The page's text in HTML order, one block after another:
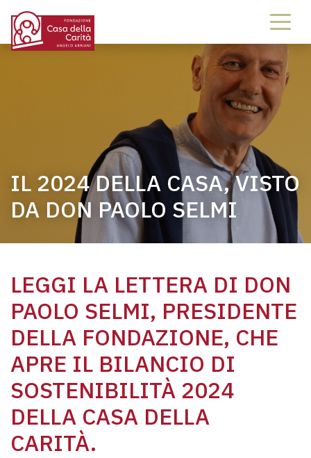
IL 2024 DELLA CASA, VISTO
DA DON PAOLO SELMI
LEGGI LA LETTERA DI DON
PAOLO SELMI, PRESIDENTE
DELLA FONDAZIONE, CHE
APRE IL BILANCIO DI
SOSTENIBILITÀ 2024
DELLA CASA DELLA
CARITÀ.